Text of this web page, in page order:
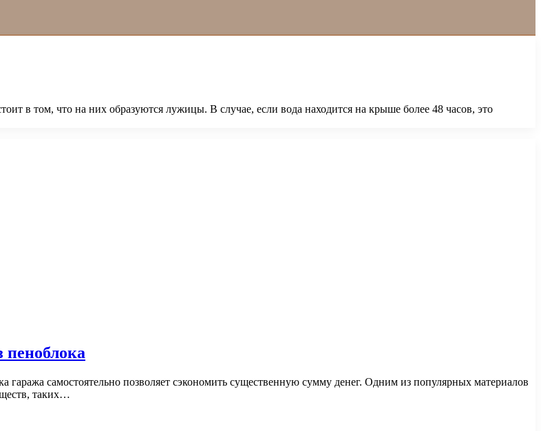
в том, что на них образуются лужицы. В случае, если вода находится на крыше более 48 часов, это
самостоятельно позволяет сэкономить существенную сумму денег. Одним из популярных материалов
таких…